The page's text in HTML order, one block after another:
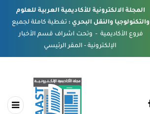
المجلة الالكترونية للأكاديمية العربية للعلوم
والتكنولوجيا والنقل البحري : تغطية كاملة لجميع
فروع الأكاديمية - وتحت اشراف قسم الأخبار